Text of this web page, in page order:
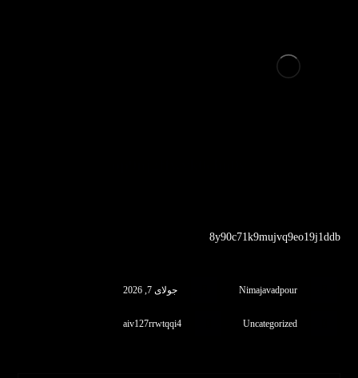
8y90c71k9mujvq9eo19j1ddb
Nimajavadpour جولای 7, 2026
Uncategorized
aiv127rrwtqqi4